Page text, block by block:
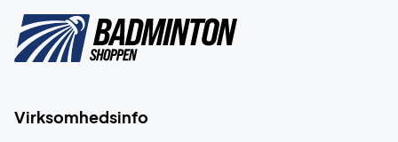
Virksomhedsinfo